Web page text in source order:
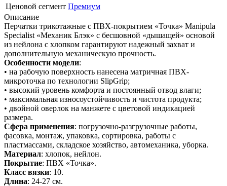
Ценовой сегмент Премиум
Описание
Перчатки трикотажные с ПВХ-покрытием «Точка» Manipula
Specialist «Механик Блэк» с бесшовной «дышащей» основой
из нейлона с хлопком гарантируют надежный захват и
дополнительную механическую прочность.
Особенности модели:
• на рабочую поверхность нанесена матричная ПВХ-
микроточка по технологии SlipGrip;
• высокий уровень комфорта и постоянный отвод влаги;
• максимальная износоустойчивость и чистота продукта;
• двойной оверлок на манжете с цветовой индикацией
размера.
Сфера применения: погрузочно-разгрузочные работы,
фасовка, монтаж, упаковка, сортировка, работы с
пластмассами, складское хозяйство, автомеханика, уборка.
Материал: хлопок, нейлон.
Покрытие: ПВХ «Точка».
Класс вязки: 10.
Длина: 24-27 см.